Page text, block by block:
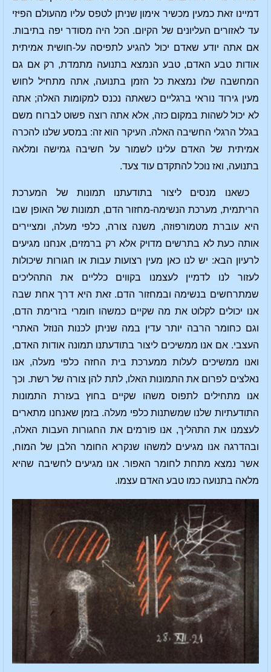
דמיינו זאת כמעין מכשיר אימון שניתן לטפס עליו מהעולם הפיזי
עד לאזורים העליונים של הקיום. הכל היה מסודר יפה בתיבות.
אם אתה יודע שאדם יכול להגיע לתפיסה על-חושית אמיתית
אודות טבע האדם, טבע הנמצא בתנועה מתמדת, רק אם גם
המחשבה שלו נמצאת כל הזמן בתנועה, אתה מתחיל לחוש
מעין גירוד נוראי ברגליים כשאתה נכנס למקומות האלה; אתה
לא יכול לשהות במקום כזה, אלא אתה רוצה פשוט לברוח משם
בגלל הרגלי החשיבה האלה. העיקר הוא זה: במסע שלנו להכרה
אמיתית של האדם עלינו לשמור על חשיבה גמישה ומלאה
בתנועה, ואז נוכל להתקדם עוד צעד.
כשאנו מנסים ליצור בתודעתנו תמונות של המערכת
הריתמית, מערכת הנשימה-מחזור הדם, תמונות של האופן שבו
היא עוברת מטמורפוזה, משנה צורה, כלפי מעלה, ומציירים
אותה כעת לא בתרשים מדויק אלא רק ברמזים, אנחנו מגיעים
לרעיון הבא: יש לנו כאן מעין רצועות עבות או חגורות שיכולות
לעזור לנו לדמיין לעצמנו בקווים כלליים את התהליכים
שמתרחשים בנשימה ובמחזור הדם. זאת היא דרך אחת שבה
אנו יכולים לקלוט את מה שקיים כמשהו חומרי בזרימת הדם,
וגם כחומר הרבה יותר עדין במה שניתן לכנות הנוזל האתרי
העצבי. אם אנו ממשיכים ליצור בתודעתנו תמונה אודות האדם,
ואנו ממשיכים לעלות ממערכת בית החזה כלפי מעלה, אנו
נאלצים לפרום את התמונות האלו, לתת להן צורה של רשת. וכך
אנו מתחילים לתפוס משהו שקיים בחוץ בעזרת התמונות
התודעתיות שלנו שמשתנות כלפי מעלה. בזמן שאנחנו מתארים
לעצמנו את התהליך, אנו פורמים את החגורות העבות האלה,
ובהדרגה אנו מגיעים למשהו שנקרא החומר הלבן של המוח,
אשר נמצא מתחת לחומר האפור. אנו מגיעים לחשיבה שהיא
מלאה בתנועה כמו טבע האדם עצמו.